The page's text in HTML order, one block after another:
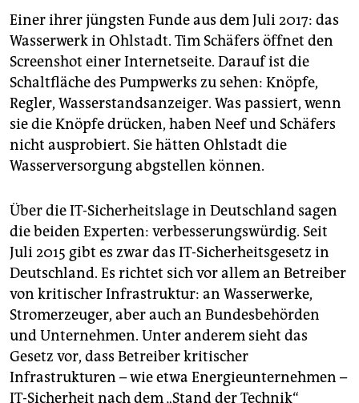
Einer ihrer jüngsten Funde aus dem Juli 2017: das
Wasserwerk in Ohlstadt. Tim Schäfers öffnet den
Screenshot einer Internet­seite. Darauf ist die
Schaltfläche des Pumpwerks zu sehen: Knöpfe,
Regler, Wasserstandsanzeiger. Was passiert, wenn
sie die Knöpfe drücken, haben Neef und Schäfers
nicht ausprobiert. Sie hätten Ohlstadt die
Wasserversorgung abgstellen können.
Über die IT-Sicherheitslage in Deutschland sagen
die beiden Experten: verbesserungswürdig. Seit
Juli 2015 gibt es zwar das IT-Sicherheitsgesetz in
Deutschland. Es richtet sich vor allem an Betreiber
von kritischer Infrastruktur: an Wasserwerke,
Stromerzeuger, aber auch an Bundesbehörden
und Unternehmen. Unter anderem sieht das
Gesetz vor, dass Betreiber kritischer
Infrastrukturen – wie etwa Energieunternehmen –
IT-Sicherheit nach dem „Stand der Technik“